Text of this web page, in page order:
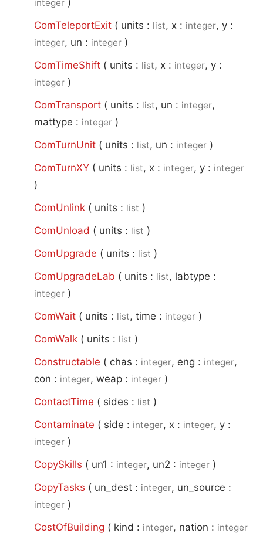
integer )
ComTeleportExit ( units : list, x : integer, y :
integer, un : integer )
ComTimeShift ( units : list, x : integer, y :
integer )
ComTransport ( units : list, un : integer,
mattype : integer )
ComTurnUnit ( units : list, un : integer )
ComTurnXY ( units : list, x : integer, y : integer
)
ComUnlink ( units : list )
ComUnload ( units : list )
ComUpgrade ( units : list )
ComUpgradeLab ( units : list, labtype :
integer )
ComWait ( units : list, time : integer )
ComWalk ( units : list )
Constructable ( chas : integer, eng : integer,
con : integer, weap : integer )
ContactTime ( sides : list )
Contaminate ( side : integer, x : integer, y :
integer )
CopySkills ( un1 : integer, un2 : integer )
CopyTasks ( un_dest : integer, un_source :
integer )
CostOfBuilding ( kind : integer, nation : integer